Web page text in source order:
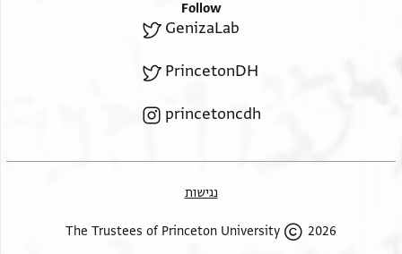
אליה מתואתרא בדואם נעמה עליהא ואדאמתהא
עליהא במנה וכפייתה
Follow
GenizaLab
PrincetonDH
princetoncdh
נגישות
2026 The Trustees of Princeton University